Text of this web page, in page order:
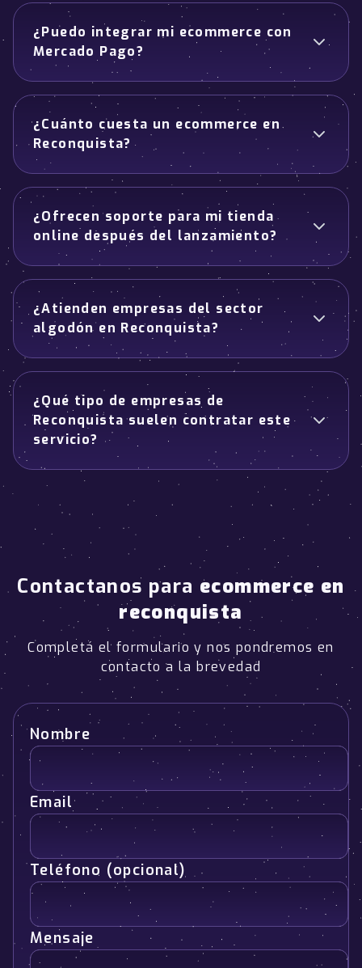
¿Puedo integrar mi ecommerce con
Mercado Pago?
¿Cuánto cuesta un ecommerce en
Reconquista?
¿Ofrecen soporte para mi tienda
online después del lanzamiento?
¿Atienden empresas del sector
algodón en Reconquista?
¿Qué tipo de empresas de
Reconquista suelen contratar este
servicio?
Contactanos para ecommerce en
reconquista
Completá el formulario y nos pondremos en
contacto a la brevedad
Nombre
Email
Teléfono (opcional)
Mensaje